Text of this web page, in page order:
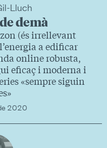
Lluch
demà
(és irrellevant
a edificar
online robusta,
eficaç i moderna i
«sempre siguin
2020